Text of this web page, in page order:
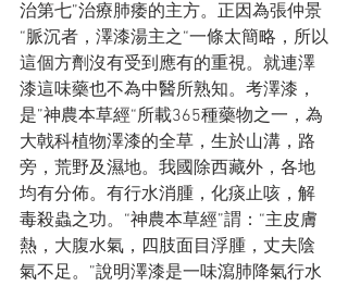
治第七”治療肺痿的主方。正因為張仲景
“脈沉者，澤漆湯主之“一條太簡略，所以
這個方劑沒有受到應有的重視。就連澤
漆這味藥也不為中醫所熟知。考澤漆，
是”神農本草經“所載365種藥物之一，為
大戟科植物澤漆的全草，生於山溝，路
旁，荒野及濕地。我國除西藏外，各地
均有分佈。有行水消腫，化痰止咳，解
毒殺蟲之功。“神農本草經”謂：“主皮膚
熱，大腹水氣，四肢面目浮腫，丈夫陰
氣不足。”說明澤漆是一味瀉肺降氣行水